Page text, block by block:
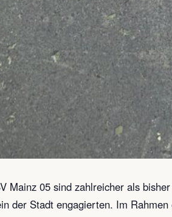
Mainz 05 sind zahlreicher als
der Stadt engagierten. Im